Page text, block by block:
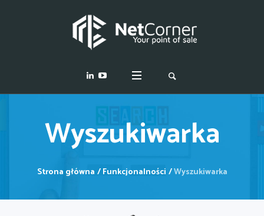
Wyszukiwarka
Strona główna /Funkcjonalności /Wyszukiwarka